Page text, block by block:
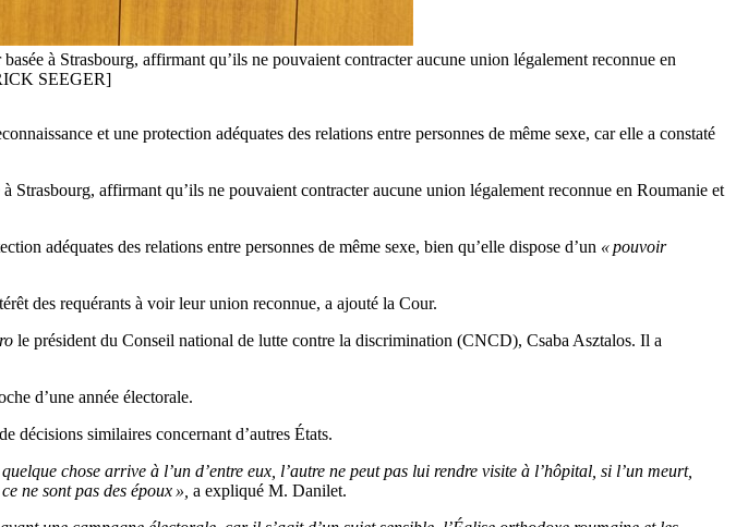
à Strasbourg, affirmant qu’ils ne pouvaient contracter aucune union légalement reconnue en
SEEGER]
et une protection adéquates des relations entre personnes de même sexe, car elle a constaté
Strasbourg, affirmant qu’ils ne pouvaient contracter aucune union légalement reconnue en Roumanie et
adéquates des relations entre personnes de même sexe, bien qu’elle dispose d’un « pouvoir
des requérants à voir leur union reconnue, a ajouté la Cour.
le président du Conseil national de lutte contre la discrimination (CNCD), Csaba Asztalos. Il a
d’une année électorale.
similaires concernant d’autres États.
chose arrive à l’un d’entre eux, l’autre ne peut pas lui rendre visite à l’hôpital, si l’un meurt,
ne sont pas des époux », a expliqué M. Danilet.